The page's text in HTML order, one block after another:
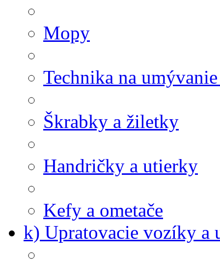
Mopy
Technika na
Škrabky a žiletky
Handričky a utierky
Kefy a ometače
k) Upratovacie vozíky a